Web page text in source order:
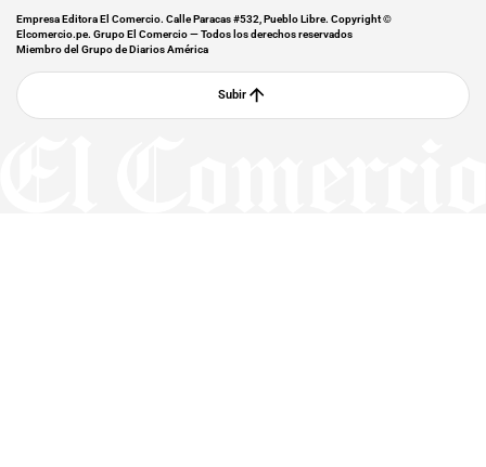
Empresa Editora El Comercio. Calle Paracas #532, Pueblo Libre. Copyright ©
Elcomercio.pe. Grupo El Comercio — Todos los derechos reservados
Miembro del Grupo de Diarios América
Subir